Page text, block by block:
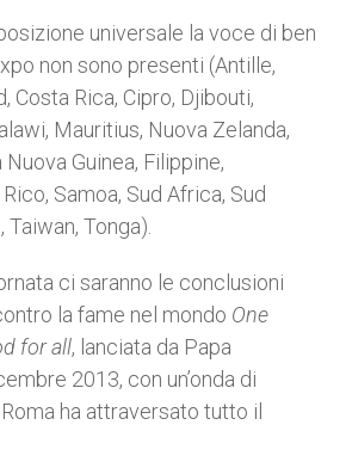
universale la voce di ben
non sono presenti (Antille,
Costa Rica, Cipro, Djibouti,
Mauritius, Nuova Zelanda,
Guinea, Filippine,
Samoa, Sud Africa, Sud
Taiwan, Tonga).
ci saranno le conclusioni
la fame nel mondo One
for all, lanciata da Papa
2013, con un’onda di
ha attraversato tutto il